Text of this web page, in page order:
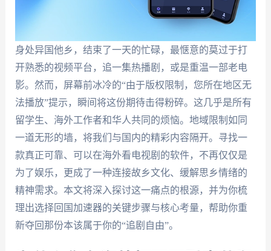
身处异国他乡，结束了一天的忙碌，最惬意的莫过于打
开熟悉的视频平台，追一集热播剧，或是重温一部老电
影。然而，屏幕前冰冷的“由于版权限制，您所在地区无
法播放”提示，瞬间将这份期待击得粉碎。这几乎是所有
留学生、海外工作者和华人共同的烦恼。地域限制如同
一道无形的墙，将我们与国内的精彩内容隔开。寻找一
款真正可靠、可以在海外看电视剧的软件，不再仅仅是
为了娱乐，更成了一种连接故乡文化、缓解思乡情绪的
精神需求。本文将深入探讨这一痛点的根源，并为你梳
理出选择回国加速器的关键步骤与核心考量，帮助你重
新夺回那份本该属于你的“追剧自由”。